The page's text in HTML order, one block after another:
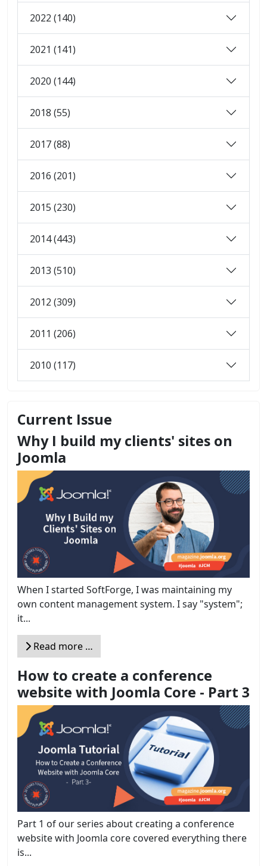
2022 (140)
2021 (141)
2020 (144)
2018 (55)
2017 (88)
2016 (201)
2015 (230)
2014 (443)
2013 (510)
2012 (309)
2011 (206)
2010 (117)
Current Issue
Why I build my clients' sites on
Joomla
When I started SoftForge, I was maintaining my
own content management system. I say "system";
it...
Read more …
How to create a conference
website with Joomla Core - Part 3
Part 1 of our series about creating a conference
website with Joomla core covered everything there
is...